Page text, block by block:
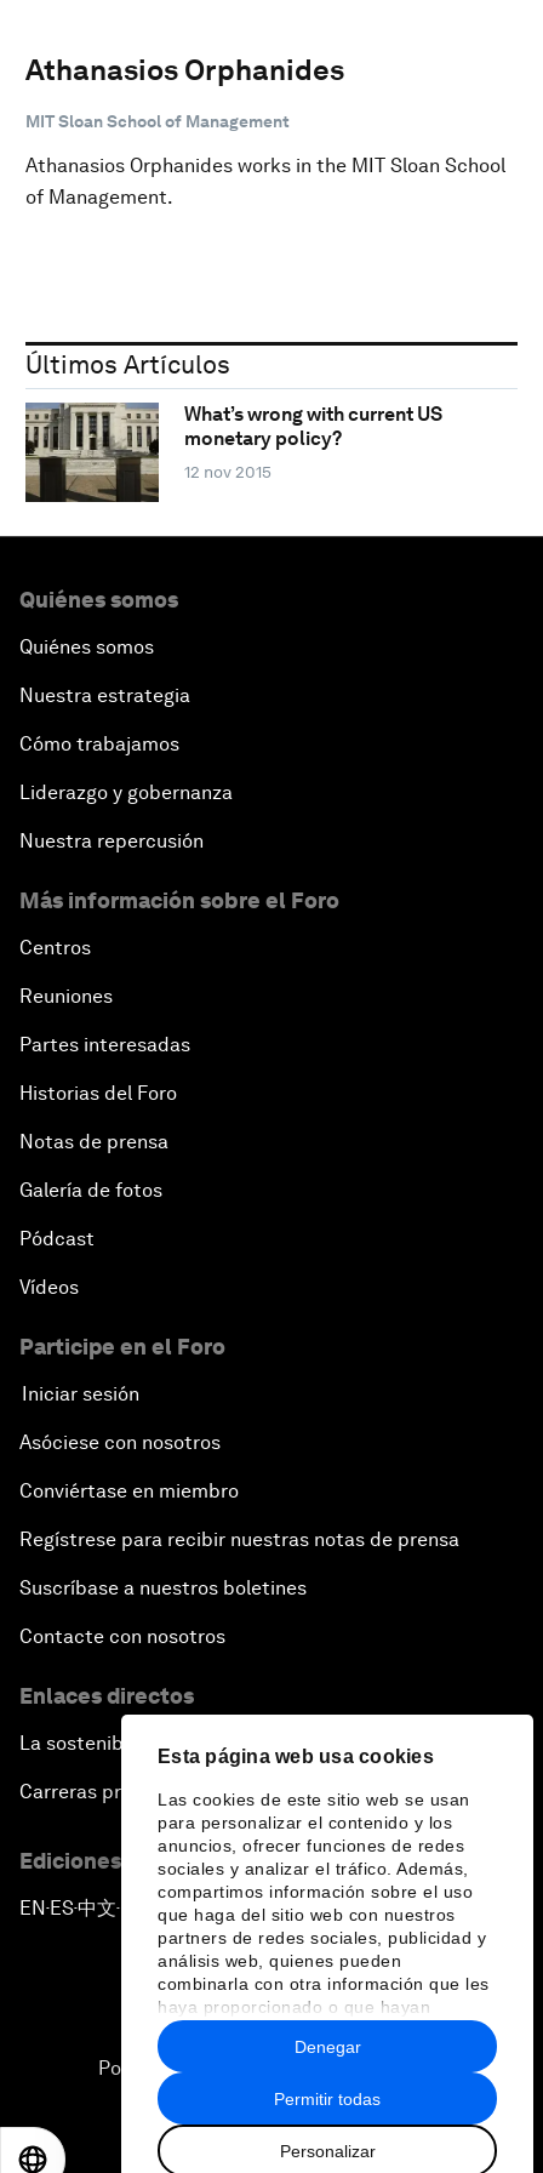
Esta página web usa cookies
Las cookies de este sitio web se usan
para personalizar el contenido y los
anuncios, ofrecer funciones de redes
sociales y analizar el tráfico. Además,
compartimos información sobre el uso
que haga del sitio web con nuestros
partners de redes sociales, publicidad y
análisis web, quienes pueden
combinarla con otra información que les
haya proporcionado o que hayan
recopilado a partir del uso que haya
hecho de sus servicios.
Permitir todas
Personalizar
Denegar
Athanasios Orphanides
MIT Sloan School of Management
Athanasios Orphanides works in the MIT Sloan School
of Management.
Últimos Artículos
What’s wrong with current US
monetary policy?
12 nov 2015
Quiénes somos
Quiénes somos
Nuestra estrategia
Cómo trabajamos
Liderazgo y gobernanza
Nuestra repercusión
Más información sobre el Foro
Centros
Reuniones
Partes interesadas
Historias del Foro
Notas de prensa
Galería de fotos
Pódcast
Vídeos
Participe en el Foro
Iniciar sesión
Asóciese con nosotros
Conviértase en miembro
Regístrese para recibir nuestras notas de prensa
Suscríbase a nuestros boletines
Contacte con nosotros
Enlaces directos
La sostenibilidad en el Foro
Carreras profesionales
Ediciones en otros idiomas
EN ▪ES▪中文▪ 日本語
Política de privacidad y normas de uso
Sitemap
2026 Foro Económico Mundial